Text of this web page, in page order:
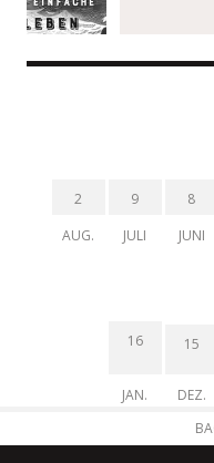
2
AUG.
9
JULI
8
JUNI
16
JAN.
15
DEZ.